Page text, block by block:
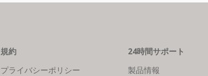
規約
プライバシーポリシー
24時間サポート
製品情報